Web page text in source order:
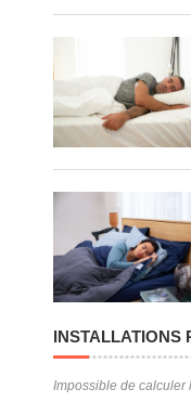
INSTALLATIONS
Impossible de calculer